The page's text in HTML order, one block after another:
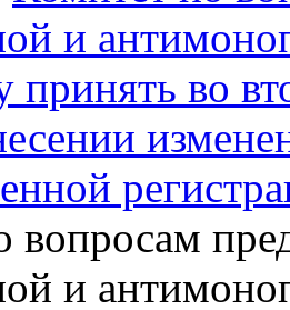
и
принять во
вопросам
и